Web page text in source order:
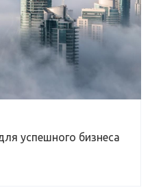
успешного бизнеса